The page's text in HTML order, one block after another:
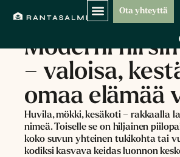
sisältöön
Ota yhteyttä
Moderni
– valoisa,
omaa elämää
Huvila, mökki, kesäkoti – rakkaalla
nimeä. Toiselle se on hiljainen
koko suvun yhteinen tukikohta tai
kodiksi kasvava keidas luonnon